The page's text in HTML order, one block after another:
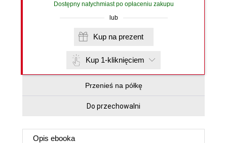
Dostępny natychmiast po opłaceniu zakupu
lub
Kup na prezent
Kup 1-kliknięciem
Przenieś na półkę
Do przechowalni
Opis ebooka